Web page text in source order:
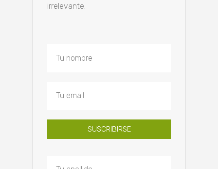
irrelevante.
SUSCRIBIRSE